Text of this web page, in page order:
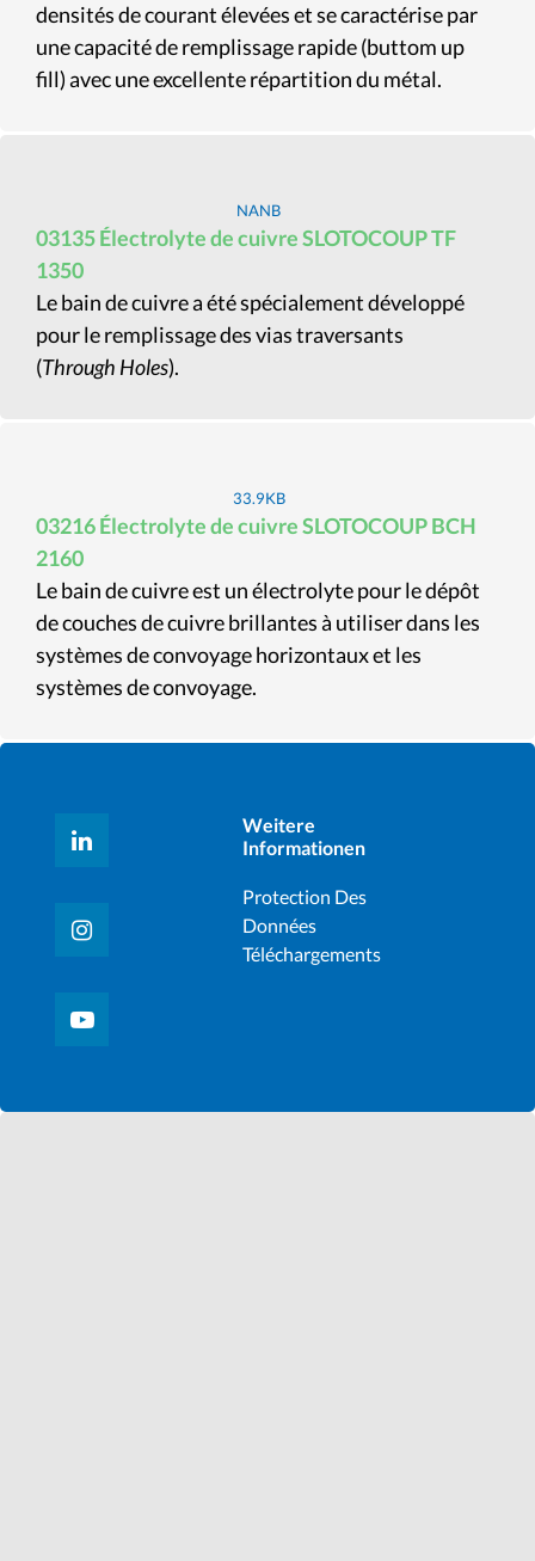
densités de courant élevées et se caractérise par
une capacité de remplissage rapide (buttom up
fill) avec une excellente répartition du métal.
NANB
03135 Électrolyte de cuivre SLOTOCOUP TF
1350
Le bain de cuivre a été spécialement développé
pour le remplissage des vias traversants
(Through Holes).
33.9KB
03216 Électrolyte de cuivre SLOTOCOUP BCH
2160
Le bain de cuivre est un électrolyte pour le dépôt
de couches de cuivre brillantes à utiliser dans les
systèmes de convoyage horizontaux et les
systèmes de convoyage.
Weitere
Informationen
Protection Des
Données
Téléchargements